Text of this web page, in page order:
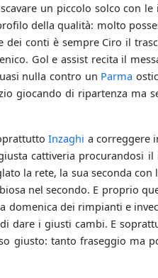
un piccolo solco con
della qualità: molto
conti è sempre Ciro il
Gol e assist recita il
nulla contro un Parma
giocando di ripartenza ma
Inzaghi a correggere
cattiveria procurandosi il
la rete, la sua seconda
nel secondo. E proprio
domenica dei rimpianti e
dare i giusti cambi. E
giusto: tanto fraseggio ma